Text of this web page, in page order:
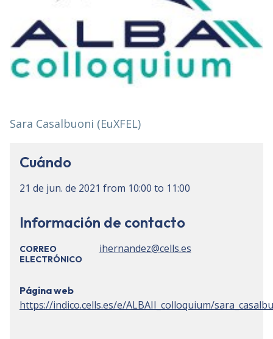
Sara Casalbuoni (EuXFEL)
Cuándo
21 de jun. de 2021 from 10:00 to 11:00
Información de contacto
CORREO
ELECTRÓNICO
ihernandez@cells.es
Página web
https://indico.cells.es/e/ALBAII_colloquium/